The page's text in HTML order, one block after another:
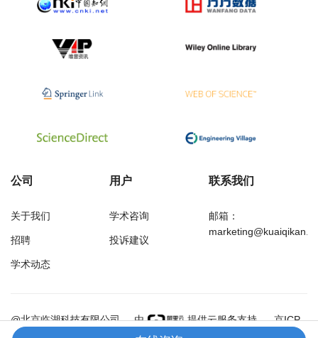
公司
关于我们
招聘
学术动态
用户
学术咨询
投诉建议
联系我们
邮箱：
@北京临湖科技有限公司 由 提供云服务支持
京ICP
备18002349号-1